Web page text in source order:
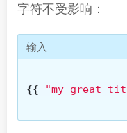
字符不受影响：
输入
{{ "my great